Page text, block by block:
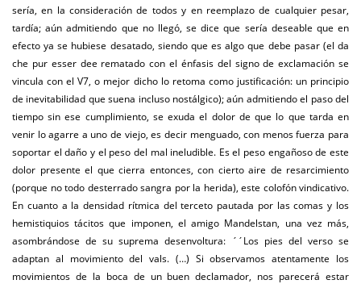
sería, en la consideración de todos y en reemplazo de cualquier pesar,
tardía; aún admitiendo que no llegó, se dice que sería deseable que en
efecto ya se hubiese desatado, siendo que es algo que debe pasar (el da
che pur esser dee rematado con el énfasis del signo de exclamación se
vincula con el V7, o mejor dicho lo retoma como justificación: un principio
de inevitabilidad que suena incluso nostálgico); aún admitiendo el paso del
tiempo sin ese cumplimiento, se exuda el dolor de que lo que tarda en
venir lo agarre a uno de viejo, es decir menguado, con menos fuerza para
soportar el daño y el peso del mal ineludible. Es el peso engañoso de este
dolor presente el que cierra entonces, con cierto aire de resarcimiento
(porque no todo desterrado sangra por la herida), este colofón vindicativo.
En cuanto a la densidad rítmica del terceto pautada por las comas y los
hemistiquios tácitos que imponen, el amigo Mandelstan, una vez más,
asombrándose de su suprema desenvoltura: ´´Los pies del verso se
adaptan al movimiento del vals. (…) Si observamos atentamente los
movimientos de la boca de un buen declamador, nos parecerá estar